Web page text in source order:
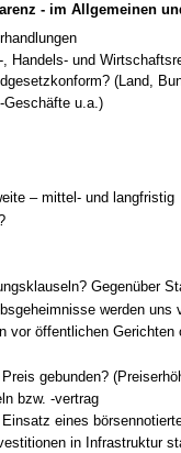
- im Allgemeinen
Handels- und
(Land,
Geschäfte u.a.)
– mittel- und langfristig
Gegenüber
werden uns
vor öffentlichen
gebunden?
bzw. -vertrag
eines
in Infrastruktur